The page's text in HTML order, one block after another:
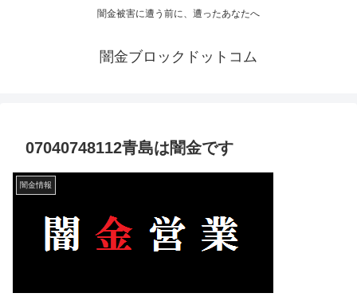
闇金被害に遭う前に、遭ったあなたへ
闇金ブロックドットコム
07040748112青島は闇金です
闇金情報